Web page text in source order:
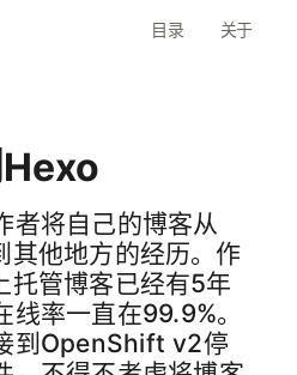
目录 关于
者将自己的博客从
他地方的经历。作
管博客已经有5年
线率一直在99.9%。
到OpenShift v2停